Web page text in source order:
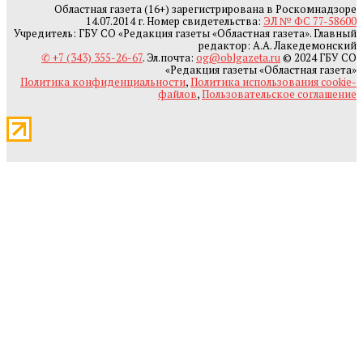
Областная газета (16+) зарегистрирована в Роскомнадзоре
14.07.2014 г. Номер свидетельства: ЭЛ № ФС 77-58600
Учредитель: ГБУ СО «Редакция газеты «Областная газета». Главный
редактор: А.А. Лакедемонский
✆ +7 (343) 355-26-67. Эл.почта: og@oblgazeta.ru© 2024 ГБУ СО
«Редакция газеты «Областная газета»
Политика конфиденциальности,Политика использования cookie-
файлов,Пользовательское соглашение